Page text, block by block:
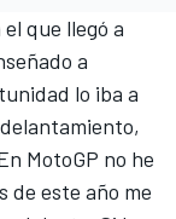
que llegó a
a
lo iba a
MotoGP no he
de este año me